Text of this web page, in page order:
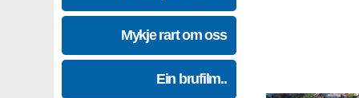
Mykje rart om oss
Ein brufilm..